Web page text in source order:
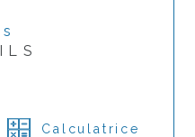
Calculatrice